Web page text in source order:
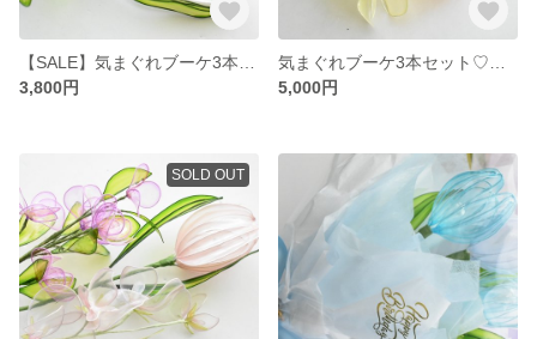
3,800円
5,000円
SOLD OUT